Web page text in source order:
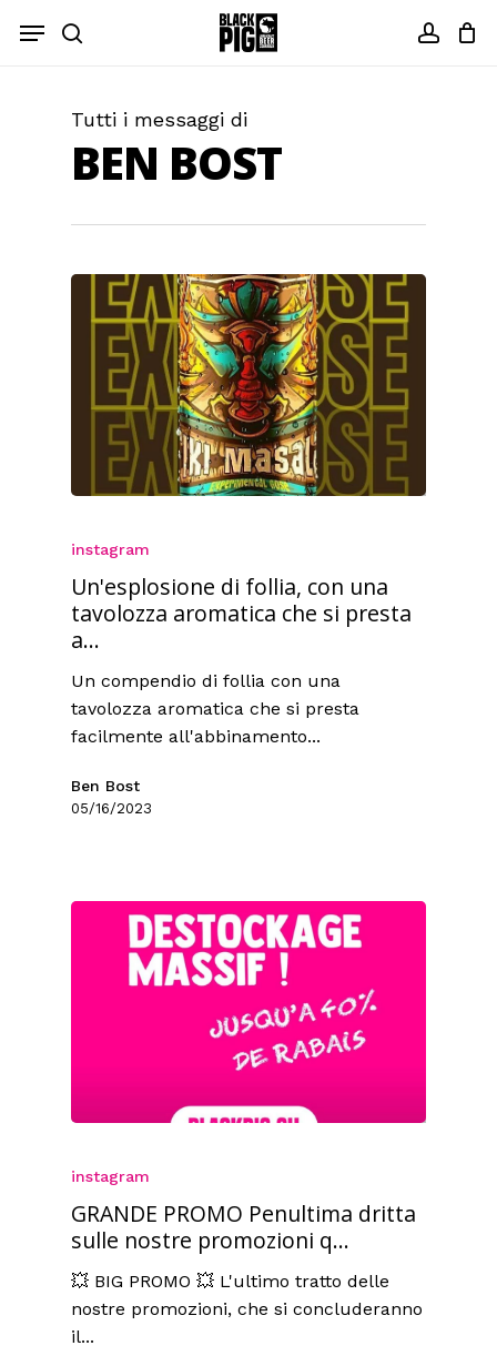
cerca conto
Menu
Tutti i messaggi di
BEN BOST
instagram
Un'esplosione di follia, con una
tavolozza aromatica che si presta
a...
Un compendio di follia con una
tavolozza aromatica che si presta
facilmente all'abbinamento...
Ben Bost
05/16/2023
instagram
GRANDE PROMO Penultima dritta
sulle nostre promozioni q...
💥 BIG PROMO 💥 L'ultimo tratto delle
nostre promozioni, che si concluderanno
il...